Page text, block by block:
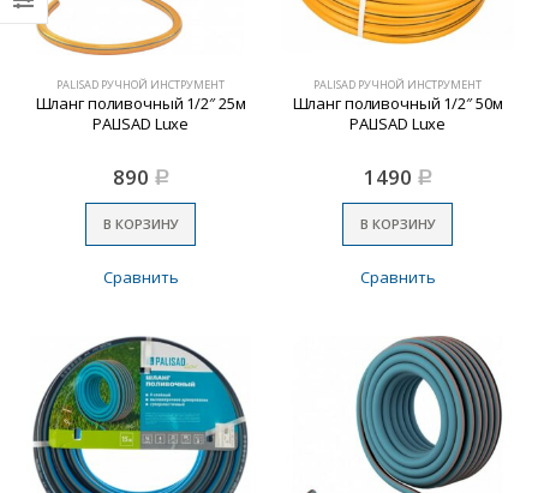
PALISAD РУЧНОЙ ИНСТРУМЕНТ
Шланг поливочный 1/2″ 25м
PALISAD Luxe
890 Р
В КОРЗИНУ
Сравнить
PALISAD РУЧНОЙ ИНСТРУМЕНТ
Шланг поливочный 1/2″ 50м
PALISAD Luxe
1490 Р
В КОРЗИНУ
Сравнить